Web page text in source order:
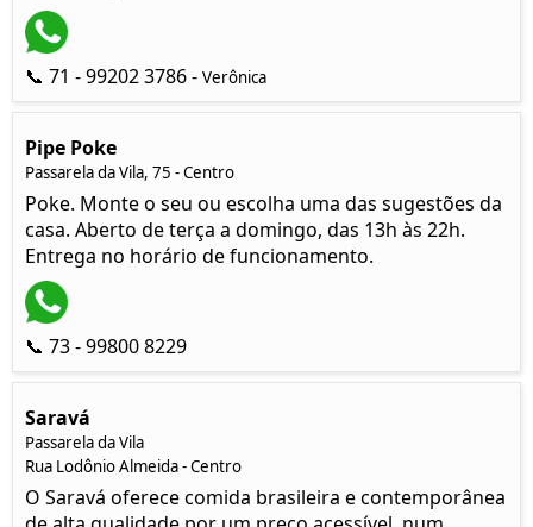
📞 71 - 99202 3786 - Verônica
Pipe Poke
Passarela da Vila, 75 - Centro
Poke. Monte o seu ou escolha uma das sugestões da
casa. Aberto de terça a domingo, das 13h às 22h.
Entrega no horário de funcionamento.
📞 73 - 99800 8229
Saravá
Passarela da Vila
Rua Lodônio Almeida - Centro
O Saravá oferece comida brasileira e contemporânea